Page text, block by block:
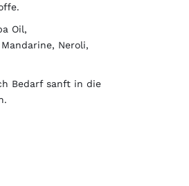
Oil,
Neroli,
Bedarf sanft in die